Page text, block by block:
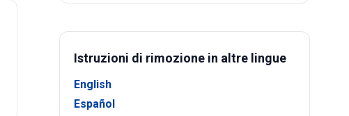
Istruzioni di rimozione in altre lingue
English
Español